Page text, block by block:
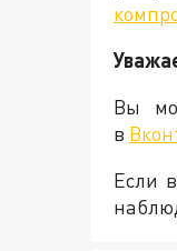
Вы
в
Если